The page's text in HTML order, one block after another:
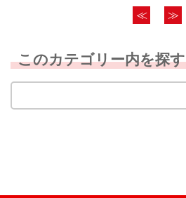
≪ ≫
このカテゴリー内を探す